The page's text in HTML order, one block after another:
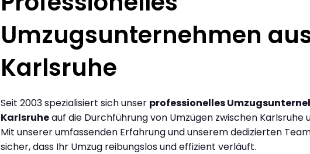
Umzugsunternehmen
Karlsruhe
Seit 2003 spezialisiert sich unser professionelles
Karlsruheauf die Durchführung von Umzügen zwischen Karlsruhe
Mit unserer umfassenden Erfahrung und unserem dedizierten
sicher, dass Ihr Umzug reibungslos und effizient verläuft.